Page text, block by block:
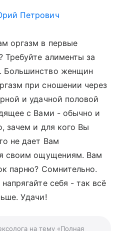
Петрович
оргазм в первые
Требуйте алименты за
Большинство женщин
при сношении через
и удачной половой
с Вами - обычно и
зачем и для кого Вы
не дает Вам
своим ощущениям. Вам
парню? Сомнительно.
себя - так всё
Удачи!
на тему «Полная